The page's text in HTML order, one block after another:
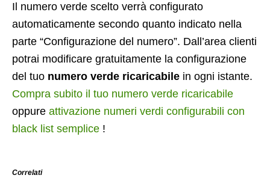
Il numero verde scelto verrà configurato
automaticamente secondo quanto indicato nella
parte “Configurazione del numero”. Dall’area clienti
potrai modificare gratuitamente la configurazione
del tuo numero verde ricaricabile in ogni istante.
Compra subito il tuo numero verde ricaricabile
oppure attivazione numeri verdi configurabili con
black list semplice !
Correlati